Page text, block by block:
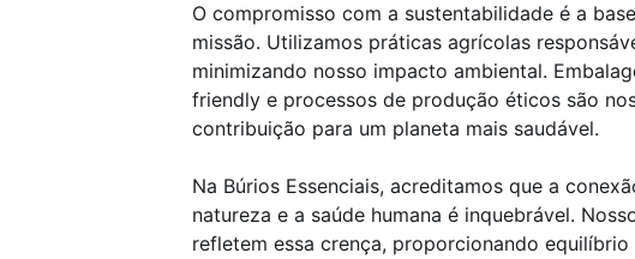
O compromisso com a sustentabilidade é a
missão. Utilizamos práticas agrícolas
minimizando nosso impacto ambiental.
friendly e processos de produção éticos são
contribuição para um planeta mais saudável.
Na Búrios Essenciais, acreditamos que a
natureza e a saúde humana é inquebrável.
refletem essa crença, proporcionando equilíbrio